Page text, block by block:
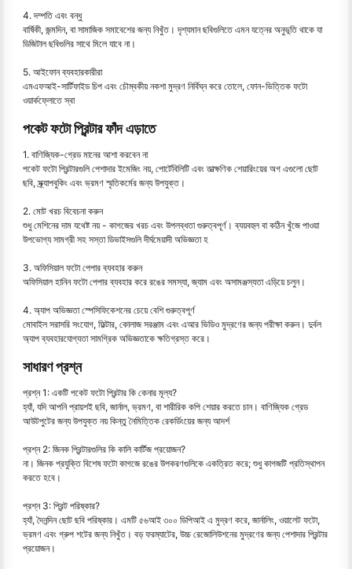
4. দম্পতি এবং বন্ধু
বার্ষিকী, জন্মদিন, বা সামাজিক সমাবেশের জন্য নিখুঁত। দৃশ্যমান ছবিগুলিতে এমন যত্নের অনুভূতি থাকে যা
ডিজিটাল ছবিগুলির সাথে মিলে যাবে না।
5. আইফোন ব্যবহারকারীরা
এমএফআই-সার্টিফাইড চিপ এবং চৌম্বকীয় নকশা মুদ্রণ নির্বিঘ্ন করে তোলে, ফোন-ভিত্তিক ফটো
ওয়ার্কফ্লোতে স্বা
পকেট ফটো প্রিন্টার ফাঁদ এড়াতে
1. বাণিজ্যিক-গ্রেড মানের আশা করবেন না
পকেট ফটো প্রিন্টারগুলি পেশাদার ইমেজিং নয়, পোর্টেবিলিটি এবং তাত্ক্ষণিক শেয়ারিংয়ের অগ এগুলো ছোট
ছবি, স্ক্র্যাপবুকিং এবং ভ্রমণ স্মৃতিকর্মের জন্য উপযুক্ত।
2. মোট খরচ বিবেচনা করুন
শুধু মেশিনের দাম যথেষ্ট নয় - কাগজের খরচ এবং উপলব্ধতা গুরুত্বপূর্ণ। ব্যয়বহুল বা কঠিন খুঁজে পাওয়া
উপভোগ্য সামগ্রী সহ সস্তা ডিভাইসগুলি দীর্ঘমেয়াদী অভিজ্ঞতা হ
3. অফিসিয়াল ফটো পেপার ব্যবহার করুন
অফিসিয়াল হানিন ফটো পেপার ব্যবহার করে রঙের সমস্যা, জ্যাম এবং অসামঞ্জস্যতা এড়িয়ে চলুন।
4. অ্যাপ অভিজ্ঞতা স্পেসিফিকেশনের চেয়ে বেশি গুরুত্বপূর্ণ
মোবাইল সরাসরি সংযোগ, ফিল্টার, কোলাজ সরঞ্জাম এবং এআর ভিডিও মুদ্রণের জন্য পরীক্ষা করুন। দুর্বল
অ্যাপ ব্যবহারযোগ্যতা সামগ্রিক অভিজ্ঞতাকে ক্ষতিগ্রস্ত করে।
সাধারণ প্রশ্ন
প্রশ্ন 1: একটি পকেট ফটো প্রিন্টার কি কেনার মূল্য?
হ্যাঁ, যদি আপনি প্রায়শই ছবি, জার্নাল, ভ্রমণ, বা শারীরিক কপি শেয়ার করতে চান। বাণিজ্যিক গ্রেড
আউটপুটের জন্য উপযুক্ত নয় কিন্তু নৈমিত্তিক রেকর্ডিংয়ের জন্য আদর্শ
প্রশ্ন 2: জিনক প্রিন্টারগুলির কি কালি কার্টিজ প্রয়োজন?
না। জিনক প্রযুক্তি বিশেষ ফটো কাগজে রঙের উপকরণগুলিকে একত্রিত করে; শুধু কাগজটি প্রতিস্থাপন
করতে হবে।
প্রশ্ন 3: প্রিন্ট পরিষ্কার?
হ্যাঁ, দৈনন্দিন ছোট ছবি পরিষ্কার। এমটি ৫৬আই ৩০০ ডিপিআই এ মুদ্রণ করে, জার্নালিং, ওয়ালেট ফটো,
ভ্রমণ এবং গ্রুপ শটের জন্য নিখুঁত। বড় ফরম্যাটের, উচ্চ রেজোলিউশনের মুদ্রণের জন্য পেশাদার প্রিন্টার
প্রয়োজন।